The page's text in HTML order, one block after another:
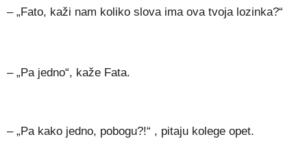
– „Fato, kaži nam koliko slova ima ova tvoja lozinka?“
– „Pa jedno“, kaže Fata.
– „Pa kako jedno, pobogu?!“ , pitaju kolege opet.